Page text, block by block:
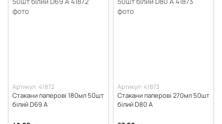
Артикул: 41872
Стакани паперові 180мл 50шт
білий D69 А
Артикул: 41873
Стакани паперові 270мл 50шт
білий D80 А